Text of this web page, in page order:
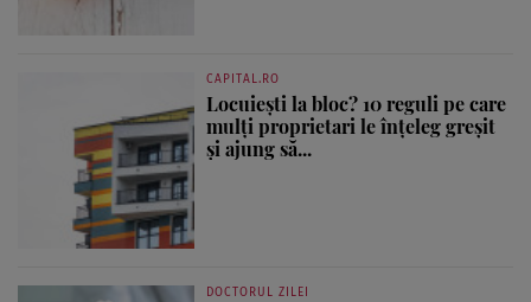
CAPITAL.RO
Locuiești la bloc? 10 reguli pe care
mulți proprietari le înțeleg greșit
și ajung să...
DOCTORUL ZILEI